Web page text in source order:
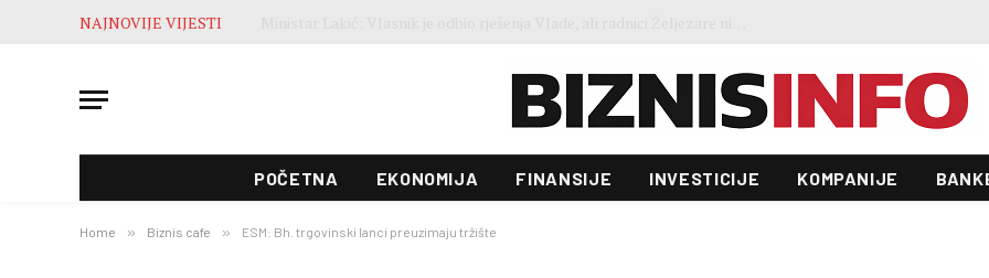
NAJNOVIJE VIJESTI
POČETNA EKONOMIJA FINANSIJE INVESTICIJE KOMPANIJE
Home » Biznis cafe » ESM: Bh. trgovinski lanci preuzimaju tržište